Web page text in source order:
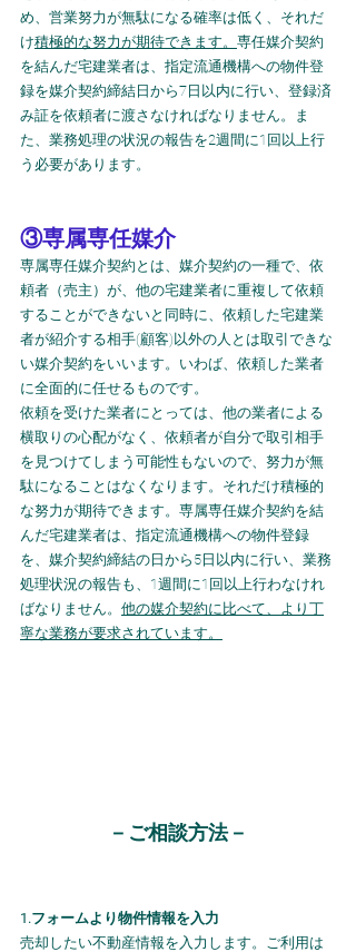
め、営業努力が無駄になる確率は低く、それだ
け積極的な努力が期待できます。 専任媒介契約
を結んだ宅建業者は、指定流通機構への物件登
録を媒介契約締結日から7日以内に行い、登録済
み証を依頼者に渡さなければなりません。ま
た、業務処理の状況の報告を2週間に1回以上行
う必要があります。
③専属専任媒介
専属専任媒介契約とは、媒介契約の一種で、依
頼者（売主）が、他の宅建業者に重複して依頼
することができないと同時に、依頼した宅建業
者が紹介する相手(顧客)以外の人とは取引できな
い媒介契約をいいます。いわば、依頼した業者
に全面的に任せるものです。
依頼を受けた業者にとっては、他の業者による
横取りの心配がなく、依頼者が自分で取引相手
を見つけてしまう可能性もないので、努力が無
駄になることはなくなります。それだけ積極的
な努力が期待できます。専属専任媒介契約を結
んだ宅建業者は、指定流通機構への物件登録
を、媒介契約締結の日から5日以内に行い、業務
処理状況の報告も、1週間に1回以上行わなけれ
ばなりません。 他の媒介契約に比べて、より丁
寧な業務が要求されています。
－ご相談方法－
1.フォームより物件情報を入力
売却したい不動産情報を入力します。ご利用は